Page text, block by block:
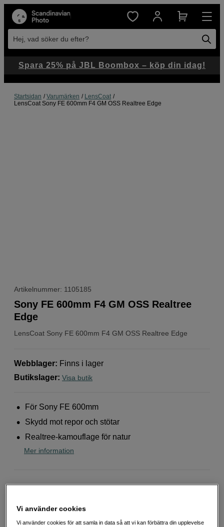
Hej, vad söker du efter?
Startsidan Varumärken
LensCoat
LensCoat Sony FE 600mm F4 GM OSS Realtree Edge
Artikelnummer: 1105185
LensCoat Sony FE 600mm F4 GM OSS Realtree Edge
Sony FE 600mm F4 GM OSS Realtree
Edge
Webblager: Finns i lager
Butikslager: Visa butik
För Sony FE 600mm
Skydd mot repor och stötar
Realtree-kamouflage för natur
Mer information
Spara 25% på JBL Boombox – köp din idag!
Vi använder cookies
Vi använder cookies för att samla in data så att vi kan förbättra din upplevelse